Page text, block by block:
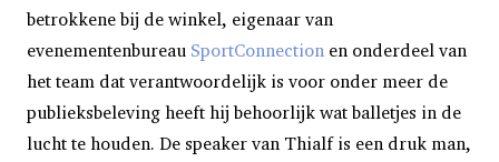
betrokkene bij de winkel, eigenaar van
evenementenbureau SportConnection en onderdeel van
het team dat verantwoordelijk is voor onder meer de
publieksbeleving heeft hij behoorlijk wat balletjes in de
lucht te houden. De speaker van Thialf is een druk man,